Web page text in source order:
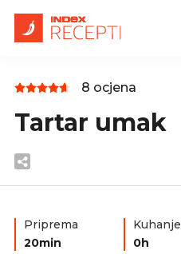
8 ocjena
Tartar umak
Priprema
20min
Kuhanje
0h